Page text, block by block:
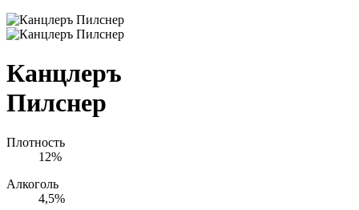
Канцлеръ
Пилснер
Плотность
12%
Алкоголь
4,5%